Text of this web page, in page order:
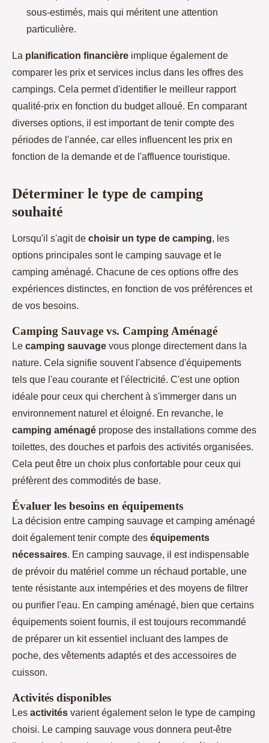
sous-estimés, mais qui méritent une attention
particulière.
La planification financière implique également de
comparer les prix et services inclus dans les offres des
campings. Cela permet d'identifier le meilleur rapport
qualité-prix en fonction du budget alloué. En comparant
diverses options, il est important de tenir compte des
périodes de l'année, car elles influencent les prix en
fonction de la demande et de l'affluence touristique.
Déterminer le type de camping
souhaité
Lorsqu'il s'agit de choisir un type de camping, les
options principales sont le camping sauvage et le
camping aménagé. Chacune de ces options offre des
expériences distinctes, en fonction de vos préférences et
de vos besoins.
Camping Sauvage vs. Camping Aménagé
Le camping sauvage vous plonge directement dans la
nature. Cela signifie souvent l'absence d'équipements
tels que l'eau courante et l'électricité. C'est une option
idéale pour ceux qui cherchent à s'immerger dans un
environnement naturel et éloigné. En revanche, le
camping aménagé propose des installations comme des
toilettes, des douches et parfois des activités organisées.
Cela peut être un choix plus confortable pour ceux qui
préfèrent des commodités de base.
Évaluer les besoins en équipements
La décision entre camping sauvage et camping aménagé
doit également tenir compte des équipements
nécessaires. En camping sauvage, il est indispensable
de prévoir du matériel comme un réchaud portable, une
tente résistante aux intempéries et des moyens de filtrer
ou purifier l'eau. En camping aménagé, bien que certains
équipements soient fournis, il est toujours recommandé
de préparer un kit essentiel incluant des lampes de
poche, des vêtements adaptés et des accessoires de
cuisson.
Activités disponibles
Les activités varient également selon le type de camping
choisi. Le camping sauvage vous donnera peut-être